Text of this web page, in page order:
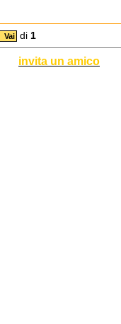
di 1
invita un amico